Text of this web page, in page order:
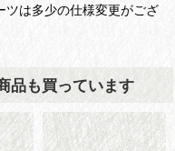
ツは多少の仕様変更がござ
品も買っています